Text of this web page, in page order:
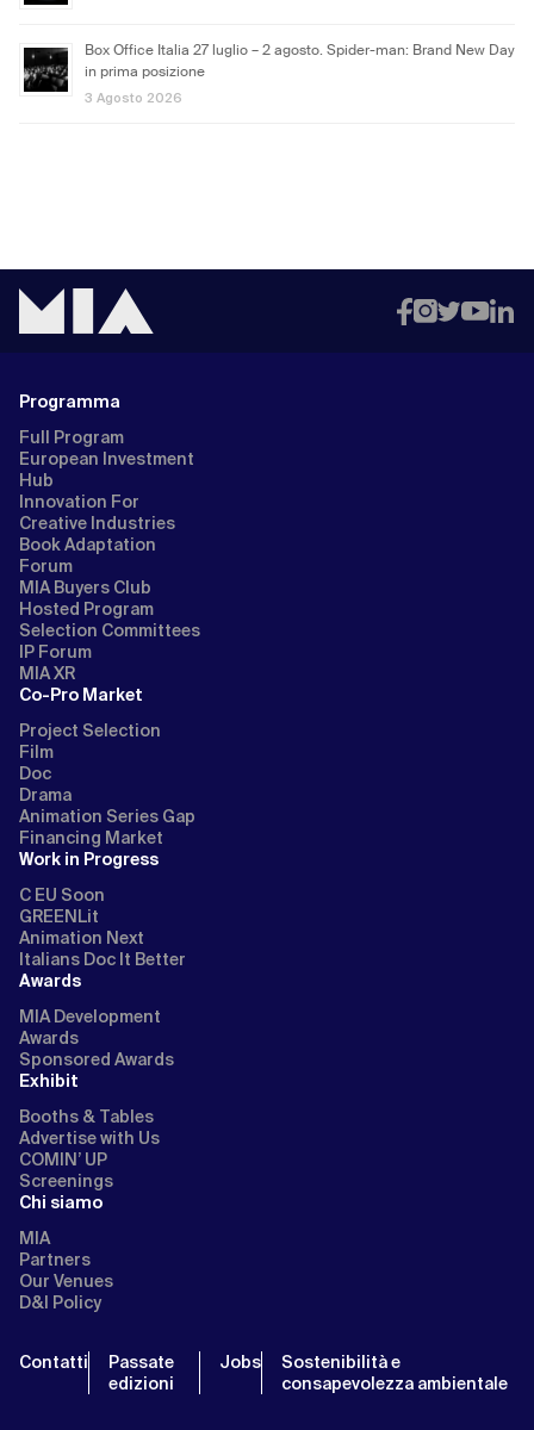
Box Office Italia 27 luglio – 2 agosto. Spider-man: Brand New Day
in prima posizione
3 Agosto 2026
Programma
Full Program
European Investment
Hub
Innovation For
Creative Industries
Book Adaptation
Forum
MIA Buyers Club
Hosted Program
Selection Committees
IP Forum
MIA XR
Co-Pro Market
Project Selection
Film
Doc
Drama
Animation Series Gap
Financing Market
Work in Progress
C EU Soon
GREENLit
Animation Next
Italians Doc It Better
Awards
MIA Development
Awards
Sponsored Awards
Exhibit
Booths & Tables
Advertise with Us
COMIN’ UP
Screenings
Chi siamo
MIA
Partners
Our Venues
D&I Policy
Contatti
Passate
edizioni
Jobs
Sostenibilità e
consapevolezza ambientale